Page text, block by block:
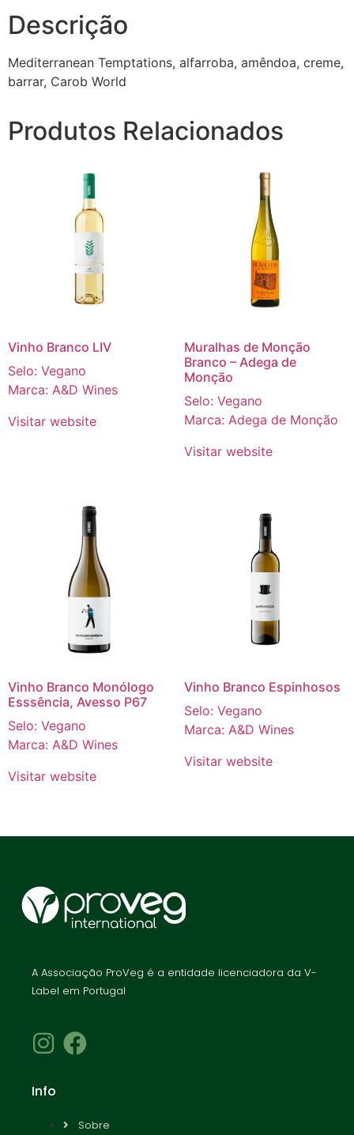
Descrição
Mediterranean Temptations, alfarroba, amêndoa, creme,
barrar, Carob World
Produtos Relacionados
Vinho Branco LIV
Selo: Vegano
Marca: A&D Wines
Visitar website
Muralhas de Monção
Branco – Adega de
Monção
Selo: Vegano
Marca: Adega de Monção
Visitar website
Vinho Branco Monólogo
Esssência, Avesso P67
Selo: Vegano
Marca: A&D Wines
Visitar website
Vinho Branco Espinhosos
Selo: Vegano
Marca: A&D Wines
Visitar website
A Associação ProVeg é a entidade licenciadora da V-
Label em Portugal
Info
Sobre